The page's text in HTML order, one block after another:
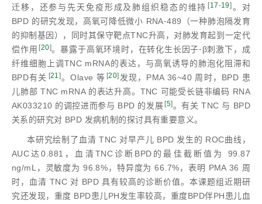
迁移，还参与先天免疫形成及肺组织稳态的维持 [17-19]。对
BPD 的研究发现，高氧可降低微小 RNA⁃489（一种肺泡隔发育
的抑制基因），同时其保守靶点TNC升高，对肺发育起到一定代
偿作用 [20]。暴露于高氧环境时，在转化生长因子⁃β刺激下，成
纤维细胞上调TNC mRNA的表达，与高氧诱导的肺泡化阻滞和
BPD有关 [21]。Olave 等 [20] 发现，PMA 36~40 周时，BPD 患
儿肺部 TNC mRNA 的表达升高。TNC 可能受长链非编码 RNA
AK033210 的调控进而参与 BPD 的发展 [5]。有关 TNC 与 BPD
关系的研究对 BPD 发病机制的探讨具有重要意义。
本研究绘制了血清 TNC 对早产儿 BPD 发生的 ROC曲线，
AUC达0.881，血清TNC诊断BPD的最佳截断值为 99.87
ng/mL，灵敏度为 96.8%，特异度为 66.7%，表明 PMA 36 周
时，血清 TNC 对 BPD 具有较高的诊断价值。本课题组近期研
究还发现，重度 BPD患儿PH发生率较高，重度BPD伴PH患儿血